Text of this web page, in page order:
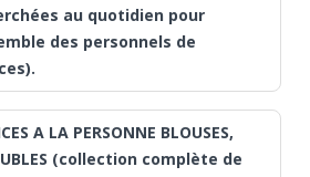
au quotidien pour
des personnels de
A LA PERSONNE BLOUSES,
(collection complète de